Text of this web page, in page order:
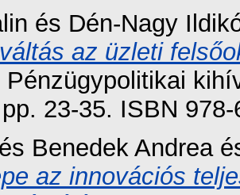
és Dén-Nagy
az üzleti
Pénzügypolitikai
23-35. ISBN
Benedek Andrea
az innovációs